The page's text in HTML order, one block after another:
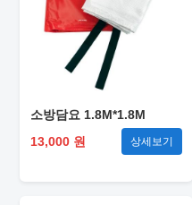
소방담요 1.8M*1.8M
13,000 원
상세보기